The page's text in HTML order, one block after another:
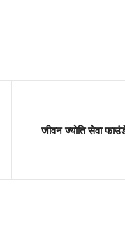
जीवन ज्योति सेवा